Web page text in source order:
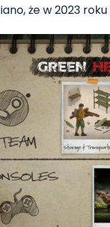
że w 2023 roku